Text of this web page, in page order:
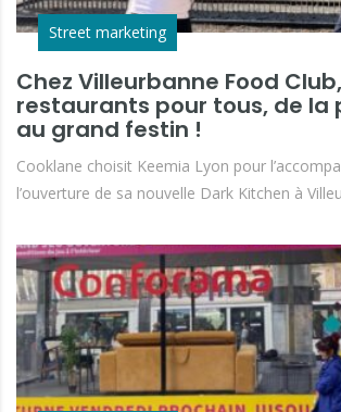
Street marketing
Chez Villeurbanne Food
restaurants pour tous, de la
au grand festin !
Cooklane choisit Keemia Lyon pour
l’ouverture de sa nouvelle Dark Kitchen à